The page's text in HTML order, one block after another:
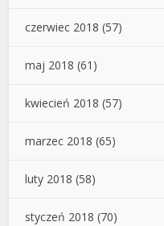
czerwiec 2018 (57)
maj 2018 (61)
kwiecień 2018 (57)
marzec 2018 (65)
luty 2018 (58)
styczeń 2018 (70)